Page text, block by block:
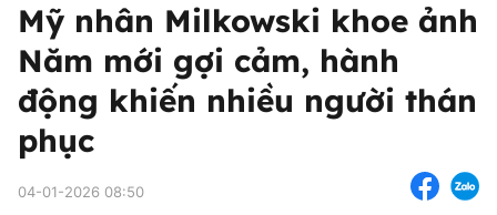
Mỹ nhân Milkowski khoe ảnh
Năm mới gợi cảm, hành
động khiến nhiều người thán
phục
04-01-2026 08:50